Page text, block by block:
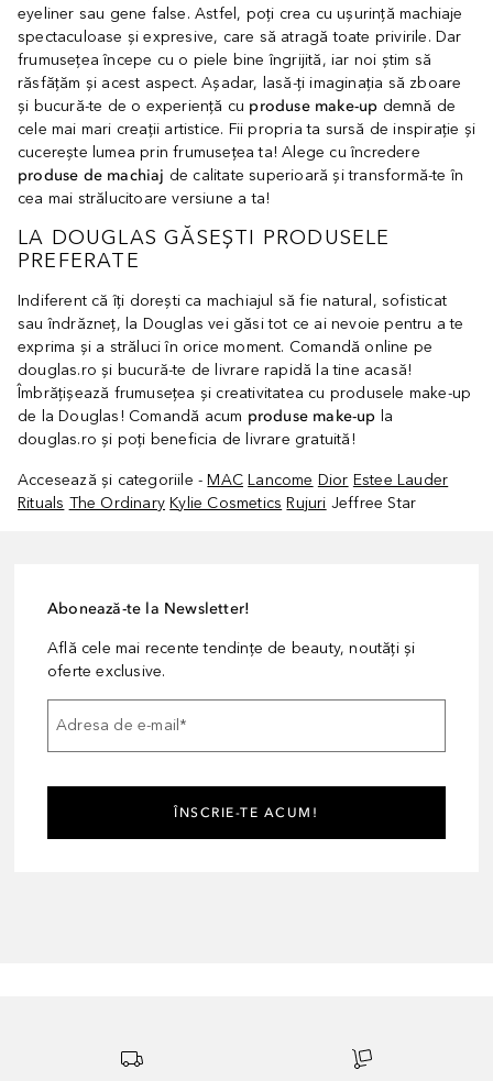
eyeliner sau gene false. Astfel, poți crea cu ușurință machiaje
spectaculoase și expresive, care să atragă toate privirile. Dar
frumusețea începe cu o piele bine îngrijită, iar noi știm să
răsfățăm și acest aspect. Așadar, lasă-ți imaginația să zboare
și bucură-te de o experiență cu produse make-up demnă de
cele mai mari creații artistice. Fii propria ta sursă de inspirație și
cucerește lumea prin frumusețea ta! Alege cu încredere
produse de machiaj de calitate superioară și transformă-te în
cea mai strălucitoare versiune a ta!
LA DOUGLAS GĂSEȘTI PRODUSELE
PREFERATE
Indiferent că îți dorești ca machiajul să fie natural, sofisticat
sau îndrăzneț, la Douglas vei găsi tot ce ai nevoie pentru a te
exprima și a străluci în orice moment. Comandă online pe
douglas.ro și bucură-te de livrare rapidă la tine acasă!
Îmbrățișează frumusețea și creativitatea cu produsele make-up
de la Douglas! Comandă acum produse make-up la
douglas.ro și poți beneficia de livrare gratuită!
Accesează și categoriile -MAC Lancome Dior Estee Lauder
Rituals The Ordinary Kylie Cosmetics Rujuri Jeffree Star
Abonează-te la Newsletter!
Află cele mai recente tendințe de beauty, noutăți și
oferte exclusive.
Adresa de e-mail *
ÎNSCRIE-TE ACUM!